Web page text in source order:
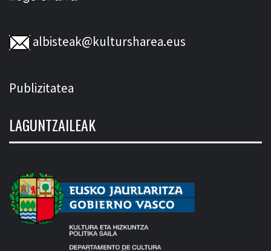
albisteak@kultursharea.eus
Publizitatea
LAGUNTZAILEAK